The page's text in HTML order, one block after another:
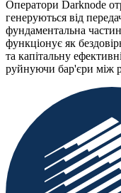
Оператори Darknode
генеруються від
фундаментальна
функціонує як
та капітальну
руйнуючи бар'єри між